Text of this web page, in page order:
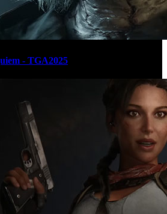
- TGA2025